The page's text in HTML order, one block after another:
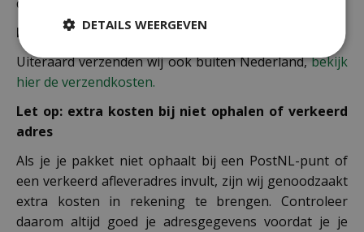
Bezorgkosten overige landen:
Uiteraard verzenden wij ook buiten Nederland,bekijk
hier de verzendkosten.
Let op: extra kosten bij niet ophalen of verkeerd
adres
Als je je pakket niet ophaalt bij een PostNL-punt of
een verkeerd afleveradres invult, zijn wij genoodzaakt
extra kosten in rekening te brengen. Controleer
daarom altijd goed je adresgegevens voordat je je
DETAILS WEERGEVEN